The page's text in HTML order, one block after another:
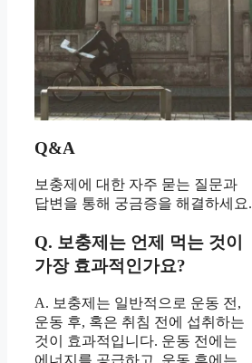
Q&A
보충제에 대한 자주 묻는 질문과
답변을 통해 궁금증을 해결하세요.
Q. 보충제는 언제 먹는 것이
가장 효과적인가요?
A. 보충제는 일반적으로 운동 전,
운동 후, 혹은 취침 전에 섭취하는
것이 효과적입니다. 운동 전에는